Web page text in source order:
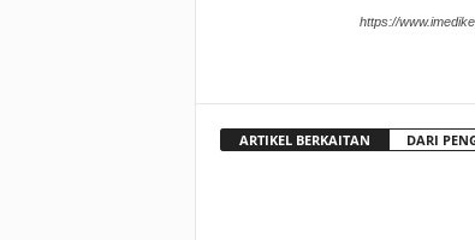
https://
ARTIKEL BERKAITAN DARI